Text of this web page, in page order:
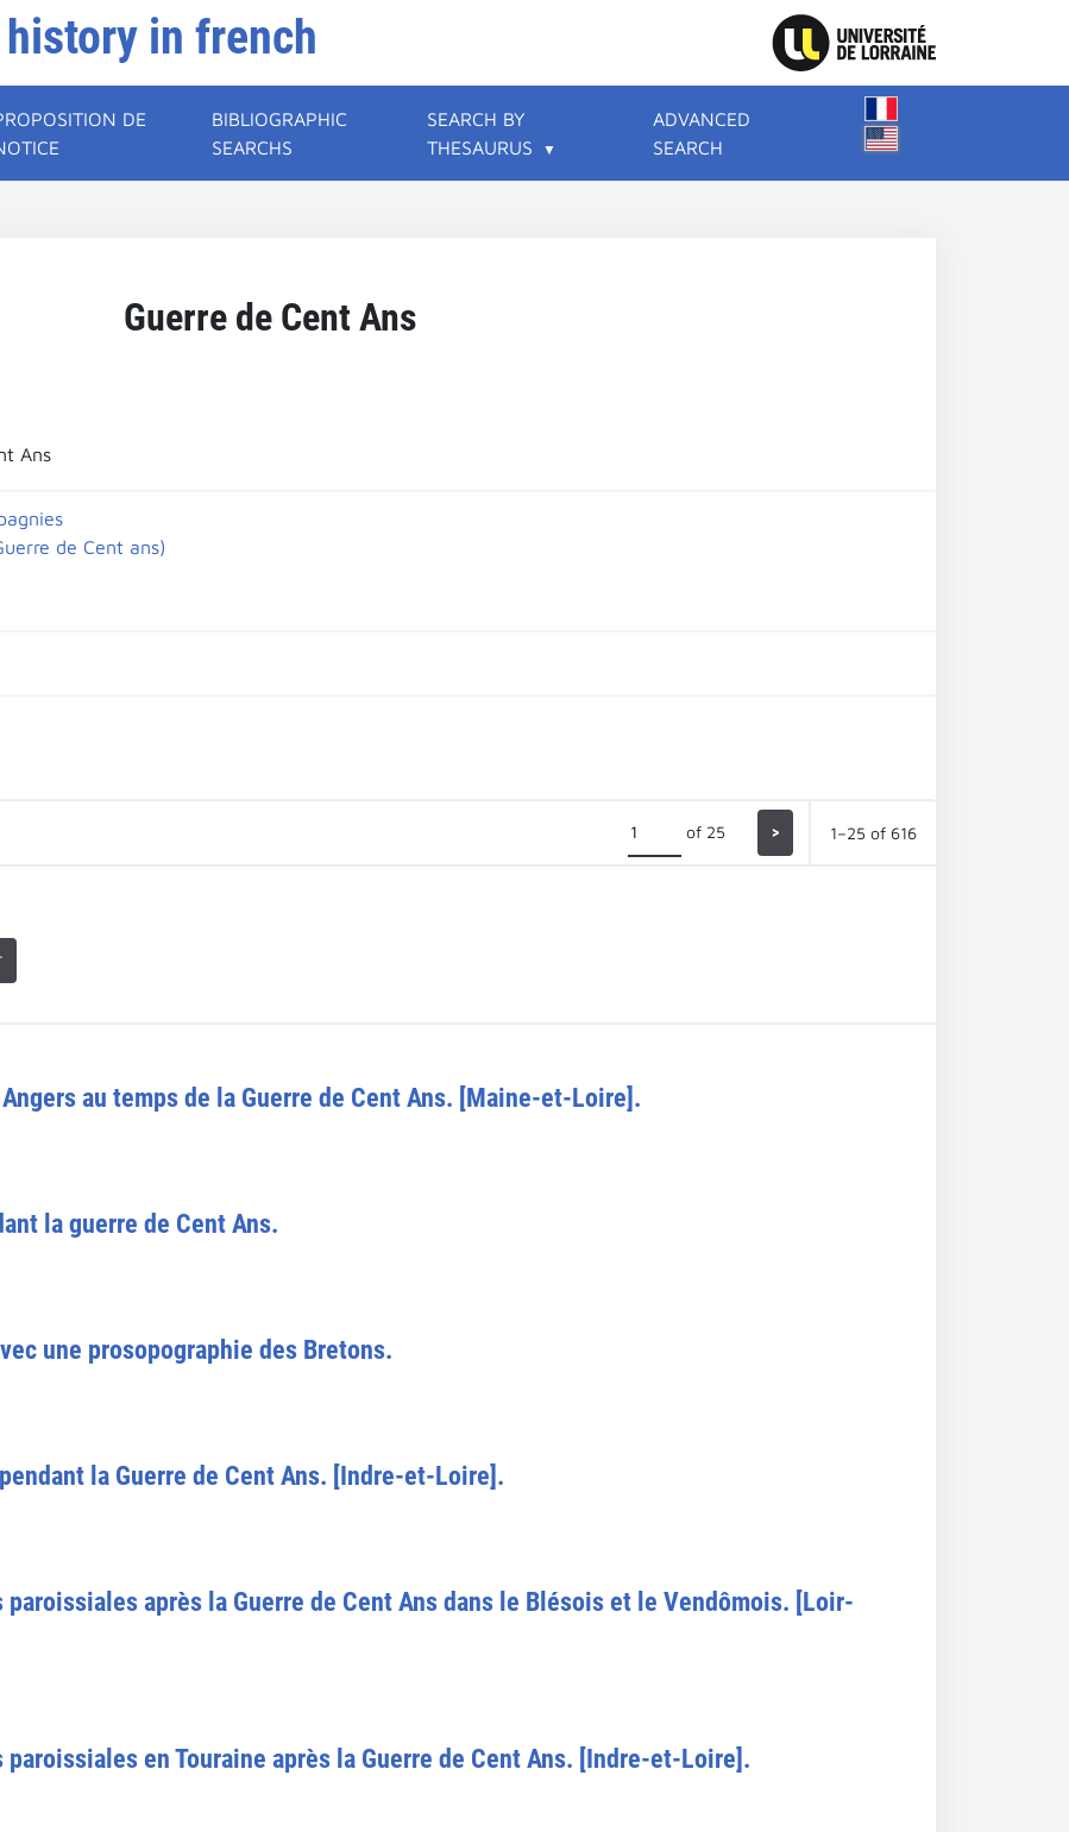
in french
DE
BIBLIOGRAPHIC
SEARCHS
SEARCH BY
THESAURUS
ADVANCED
SEARCH
Guerre de Cent Ans
Ans
de Cent ans)
of 25 > 1–25 of 616
au temps de la Guerre de Cent Ans. [Maine-et-Loire].
la guerre de Cent Ans.
une prosopographie des Bretons.
la Guerre de Cent Ans. [Indre-et-Loire].
après la Guerre de Cent Ans dans le Blésois et le Vendômois. [Loir-
en Touraine après la Guerre de Cent Ans. [Indre-et-Loire].